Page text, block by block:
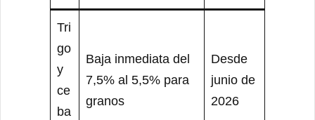
Tri
go
y
ce
ba
Baja inmediata del
7,5% al 5,5% para
granos
Desde
junio de
2026